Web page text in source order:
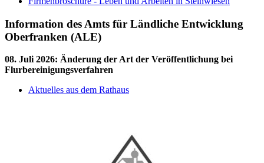
Information des Amts für Ländliche Entwicklung
Oberfranken (ALE)
08. Juli 2026: Änderung der Art der Veröffentlichung bei
Flurbereinigungsverfahren
Aktuelles aus dem Rathaus